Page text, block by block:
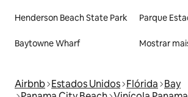
Henderson Beach State Park
Baytowne Wharf Mostrar
Airbnb Estados Unidos Flórida Bay